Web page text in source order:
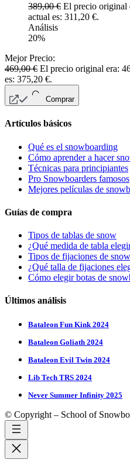
389,00€ El precio original
actual es: 311,20 €.
Análisis
20%
Mejor Precio:
469,00€ El precio original era:
es: 375,20 €.
Comprar
Artículos básicos
Qué es el snowboarding
Cómo aprender a hacer
Técnicas para principiantes
Pro Snowboarders famosos
Mejores películas de
Guías de compra
Tipos de tablas de snow
¿Qué medida de tabla
Tipos de fijaciones de snow
¿Qué talla de fijaciones
Cómo elegir botas de
Últimos análisis
Bataleon Fun Kink 2024
Bataleon Goliath 2024
Bataleon Evil Twin 2024
Lib Tech TRS 2024
Never Summer Infinity 2025
© Copyright – School of